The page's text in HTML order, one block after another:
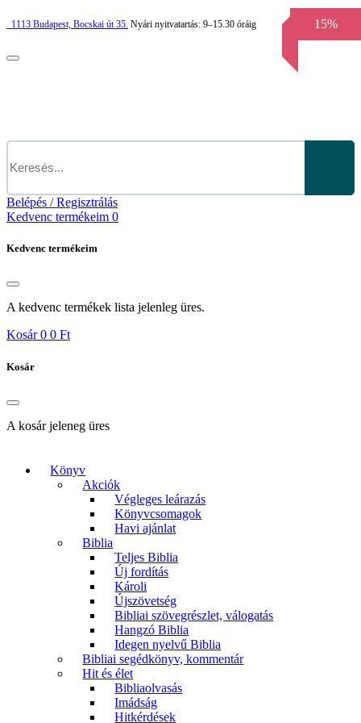
1113 Budapest, Bocskai út 35. Nyári nyitvatartás: 9–15.30 óráig
Belépés / Regisztrálás
Kedvenc termékeim 0
Kedvenc termékeim
A kedvenc termékek lista jelenleg üres.
Kosár 0 0 Ft
Kosár
A kosár jeleneg üres
Könyv
Akciók
Végleges leárazás
Könyvcsomagok
Havi ajánlat
Biblia
Teljes Biblia
Új fordítás
Károli
Újszövetség
Bibliai szövegrészlet, válogatás
Hangzó Biblia
Idegen nyelvű Biblia
Bibliai segédkönyv, kommentár
Hit és élet
Bibliaolvasás
Imádság
Hitkérdések
15%